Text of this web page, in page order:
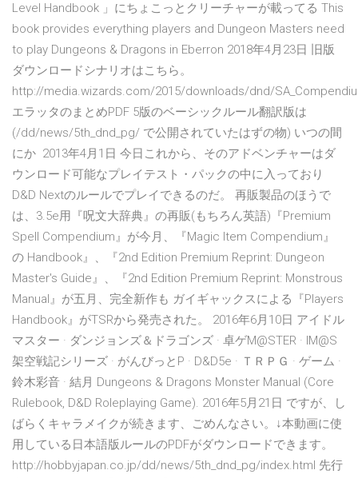
Level Handbook 」にちょこっとクリーチャーが載ってる This
book provides everything players and Dungeon Masters need
to play Dungeons & Dragons in Eberron 2018年4月23日 旧版
ダウンロードシナリオはこちら。
http://media.wizards.com/2015/downloads/dnd/
エラッタのまとめPDF 5版のベーシックルール翻訳版は
(/dd/news/5th_dnd_pg/ で公開されていたはずの物) いつの間
にか 2013年4月1日 今日これから、そのアドベンチャーはダ
ウンロード可能なプレイテスト・パックの中に入っており
D&D Nextのルールでプレイできるのだ。 再販製品のほうで
は、3.5e用『呪文大辞典』の再販(もちろん英語)『Premium
Spell Compendium』が今月、『Magic Item Compendium』
の Handbook』、『2nd Edition Premium Reprint: Dungeon
Master's Guide』、『2nd Edition Premium Reprint: Monstrous
Manual』が五月、完全新作も ガイギャックスによる『Players
Handbook』がTSRから発売された。 2016年6月10日 アイドル
マスター · ダンジョンズ＆ドラゴンズ · 卓ゲM@STER · IM@S
架空戦記シリーズ · がんびっとP · D&D5e · ＴＲＰＧ · ゲーム ·
鈴木彩音 · 結月 Dungeons & Dragons Monster Manual (Core
Rulebook, D&D Roleplaying Game). 2016年5月21日 ですが、し
ばらくキャラメイクが続きます、ごめんなさい。↓本動画に使
用している日本語版ルールのPDFがダウンロードできます。
http://hobbyjapan.co.jp/dd/news/5th_dnd_pg/index.html 先行